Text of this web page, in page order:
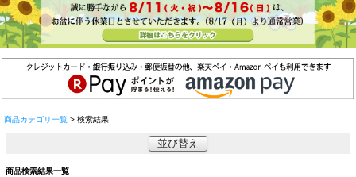
商品カテゴリ一覧 > 検索結果
並び替え
商品検索結果一覧